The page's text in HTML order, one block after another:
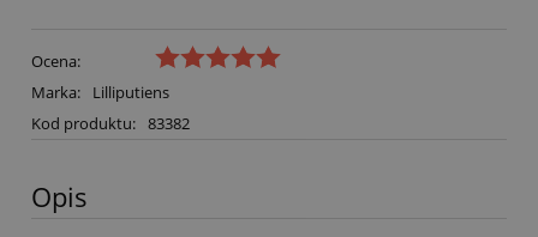
Ocena:
Marka:
Lilliputiens
Kod produktu: 83382
Opis